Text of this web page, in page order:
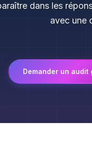
dans les
avec une
Demander un